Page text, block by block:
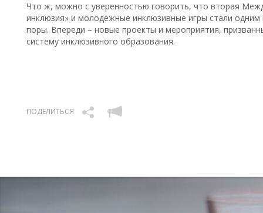
Что ж, можно с уверенностью говорить, что вторая
инклюзия» и молодежные инклюзивные игры стали
поры. Впереди – новые проекты и мероприятия,
систему инклюзивного образования.
ПОДЕЛИТЬСЯ